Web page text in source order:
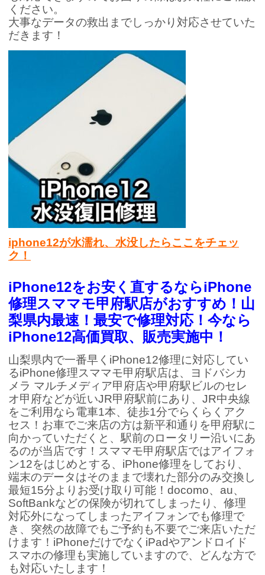
ください。
大事なデータの救出までしっかり対応させていた
だきます！
iphone12が水濡れ、水没したらここをチェッ
ク！
iPhone12をお安く直するならiPhone
修理スママモ甲府駅店がおすすめ！山
梨県内最速！最安で修理対応！今なら
iPhone12高価買取、販売実施中！
山梨県内で一番早くiPhone12修理に対応してい
るiPhone修理スママモ甲府駅店は、ヨドバシカ
メラ マルチメディア甲府店や甲府駅ビルのセレ
オ甲府などが近いJR甲府駅前にあり、JR中央線
をご利用なら電車1本、徒歩1分でらくらくアク
セス！お車でご来店の方は新平和通りを甲府駅に
向かっていただくと、駅前のロータリー沿いにあ
るのが当店です！スママモ甲府駅店ではアイフォ
ン12をはじめとする、iPhone修理をしており、
端末のデータはそのままで壊れた部分のみ交換し
最短15分よりお受け取り可能！docomo、au、
SoftBankなどの保険が切れてしまったり、修理
対応外になってしまったアイフォンでも修理で
き、突然の故障でもご予約も不要でご来店いただ
けます！iPhoneだけでなくiPadやアンドロイド
スマホの修理も実施していますので、どんな方で
も対応いたします！